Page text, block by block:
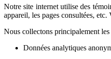
Notre site internet utilise des
appareil, les pages consultées,
Nous collectons principalement les
Données analytiques